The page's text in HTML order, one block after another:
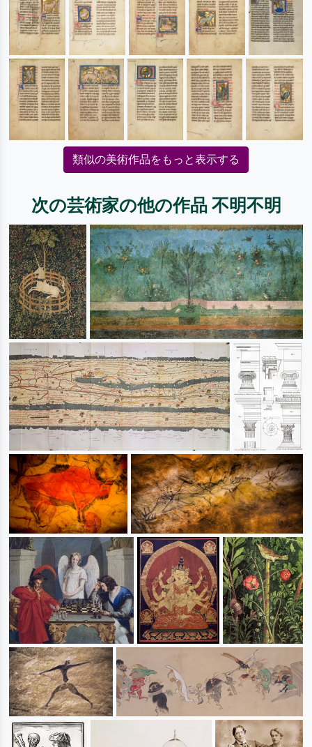
類似の美術作品をもっと表示する
次の芸術家の他の作品 不明不明